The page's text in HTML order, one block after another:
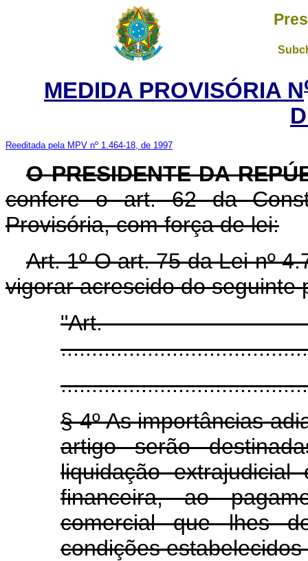
MEDIDA PROVISÓRIA N
Reeditada pela MPV nº 1.464-18, de 1997
O PRESIDENTE DA
confere o art. 62 da
Provisória, com força de lei:
Art. 1º O art. 75 da Lei nº
vigorar acrescido do seguinte
§ 4º As importâncias
artigo serão
liquidação
financeira, ao
comercial que lhes
condições